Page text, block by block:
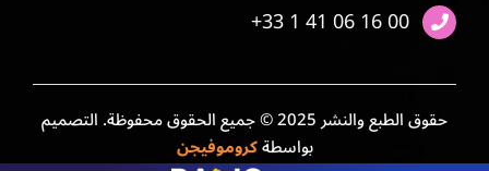
+33 1 41 06 16 00
حقوق الطبع والنشر 2025 © جميع الحقوق محفوظة. التصميم
بواسطةكروموفيجن